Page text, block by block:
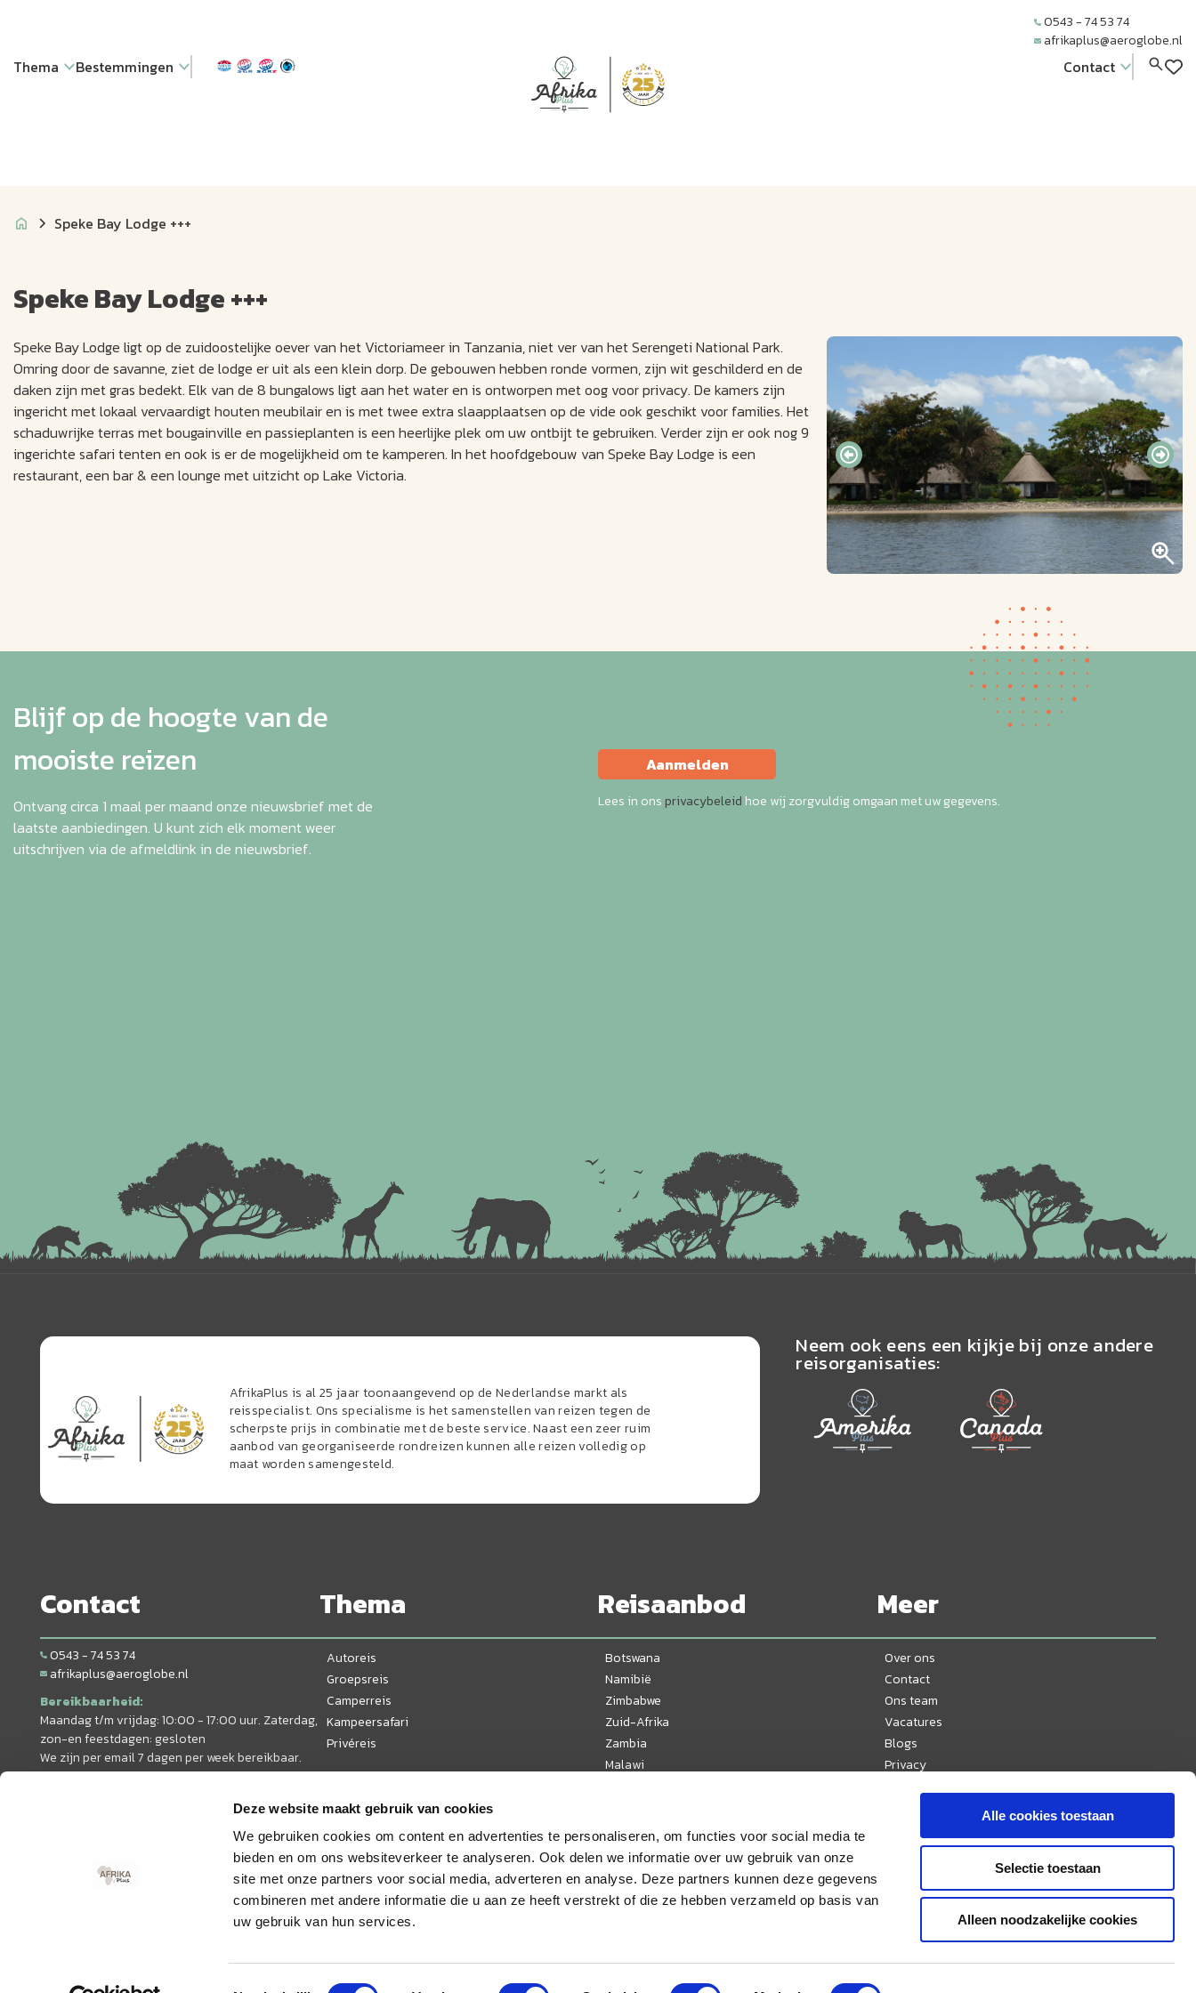
Deze website maakt gebruik van cookies
We gebruiken cookies om content en advertenties te personaliseren, om functies voor social media te
bieden en om ons websiteverkeer te analyseren. Ook delen we informatie over uw gebruik van onze
site met onze partners voor social media, adverteren en analyse. Deze partners kunnen deze gegevens
combineren met andere informatie die u aan ze heeft verstrekt of die ze hebben verzameld op basis van
uw gebruik van hun services.
Toestemmingsselectie
Alle cookies toestaan
Selectie toestaan
Alleen noodzakelijke cookies
Thema Bestemmingen
JUBIL EUM
0543 - 74 53 74
afrikaplus@aeroglobe.nl
Contact
Speke Bay Lodge +++
Speke Bay Lodge +++
Speke Bay Lodge ligt op de zuidoostelijke oever van het Victoriameer in Tanzania, niet ver van het Serengeti National Park.
Omring door de savanne, ziet de lodge er uit als een klein dorp. De gebouwen hebben ronde vormen, zijn wit geschilderd en de
daken zijn met gras bedekt. Elk van de 8 bungalows ligt aan het water en is ontworpen met oog voor privacy. De kamers zijn
ingericht met lokaal vervaardigt houten meubilair en is met twee extra slaapplaatsen op de vide ook geschikt voor families. Het
schaduwrijke terras met bougainville en passieplanten is een heerlijke plek om uw ontbijt te gebruiken. Verder zijn er ook nog 9
ingerichte safari tenten en ook is er de mogelijkheid om te kamperen. In het hoofdgebouw van Speke Bay Lodge is een
restaurant, een bar & een lounge met uitzicht op Lake Victoria.
Blijf op de hoogte van de
mooiste reizen
Ontvang circa 1 maal per maand onze nieuwsbrief met de
laatste aanbiedingen. U kunt zich elk moment weer
uitschrijven via de afmeldlink in de nieuwsbrief.
Aanmelden
Lees in ons privacybeleid hoe wij zorgvuldig omgaan met uw gegevens.
AfrikaPlus is al 25 jaar toonaangevend op de Nederlandse markt als
reisspecialist. Ons specialisme is het samenstellen van reizen tegen de
scherpste prijs in combinatie met de beste service. Naast een zeer ruim
aanbod van georganiseerde rondreizen kunnen alle reizen volledig op
maat worden samengesteld.
Neem ook eens een kijkje bij onze andere
reisorganisaties:
Contact
0543 - 74 53 74
afrikaplus@aeroglobe.nl
Bereikbaarheid:
Maandag t/m vrijdag: 10:00 - 17:00 uur. Zaterdag,
zon-en feestdagen: gesloten
We zijn per email 7 dagen per week bereikbaar.
Thema
Autoreis
Groepsreis
Camperreis
Kampeersafari
Privéreis
Reisaanbod
Botswana
Namibië
Zimbabwe
Zuid-Afrika
Zambia
Malawi
Oeganda
Mozambique
Meer
Over ons
Contact
Ons team
Vacatures
Blogs
Privacy
Ervaringen
Sitemap
© 2026 AfrikaPlus Aangesloten bij & lid van: